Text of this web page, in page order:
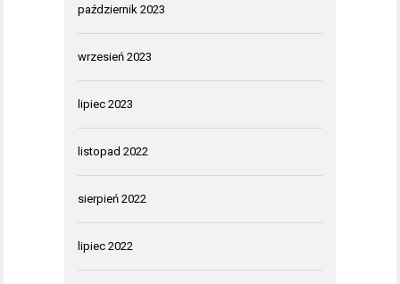
październik 2023
wrzesień 2023
lipiec 2023
listopad 2022
sierpień 2022
lipiec 2022